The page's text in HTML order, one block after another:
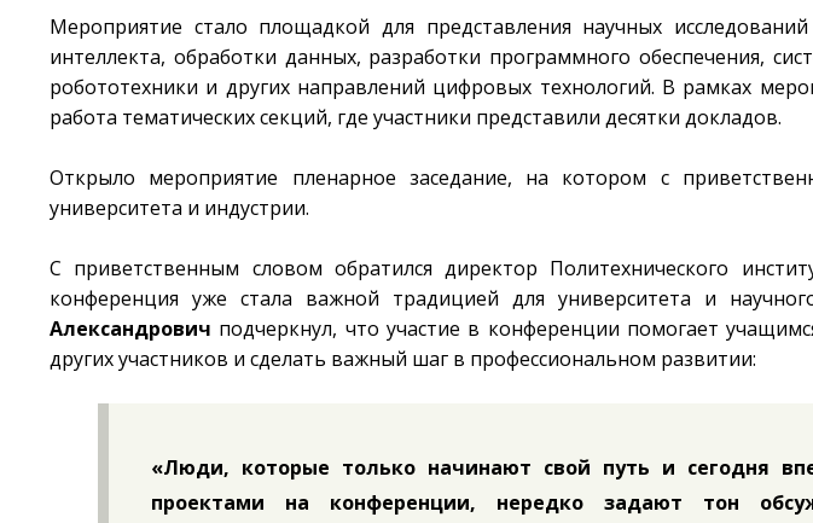
Мероприятие стало площадкой для представления научных
интеллекта, обработки данных, разработки программного обеспечения,
робототехники и других направлений цифровых технологий. В рамках
работа тематических секций, где участники представили десятки докладов.
Открыло мероприятие пленарное заседание, на котором с
университета и индустрии.
С приветственным словом обратился директор Политехнического
конференция уже стала важной традицией для университета и
Александрович подчеркнул, что участие в конференции помогает
других участников и сделать важный шаг в профессиональном развитии:
«Люди, которые только начинают свой путь и сегодня
проектами на конференции, нередко задают тон